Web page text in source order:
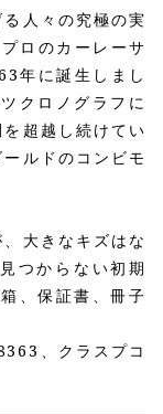
人々の究極の実
ロのカーレーサ
年に誕生しまし
クロノグラフに
超越し続けてい
ルドのコンビモ
大きなキズはな
つからない初期
、保証書、冊子
、クラスプコ